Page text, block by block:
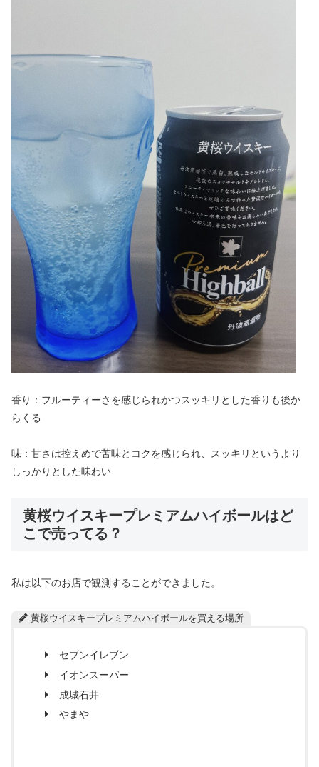
香り：フルーティーさを感じられかつスッキリとした香りも後か
らくる
味：甘さは控えめで苦味とコクを感じられ、スッキリというより
しっかりとした味わい
黄桜ウイスキープレミアムハイボールはど
こで売ってる？
私は以下のお店で観測することができました。
黄桜ウイスキープレミアムハイボールを買える場所
セブンイレブン
イオンスーパー
成城石井
やまや